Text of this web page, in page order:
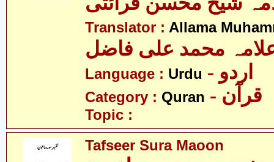
Translator : Allama
محمد علی فاضل
Language : Urdu - اردو
Category : Quran - قرآن
Topic :
Tafseer Sura Maoon